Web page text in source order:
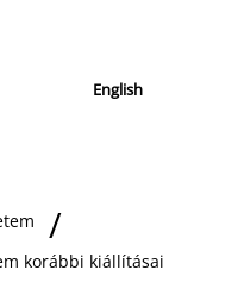
English
korábbi kiállításai